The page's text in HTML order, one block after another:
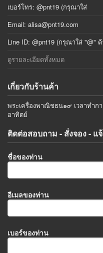
เบอร์โทร: @pnt19 (กรุณาใส่
Email: alisa@pnt19.com
Line ID: @pnt19 (กรุณาใส่ "@"
ดูรายละเอียดทั้งหมด
เกี่ยวกับร้านค้า
พระเครื่องพาณิชธน๑๙ เวลาทำก
อาทิตย์
ติดต่อสอบถาม - สั่งจอง - แ
ชื่อของท่าน
อีเมลของท่าน
เบอร์ของท่าน